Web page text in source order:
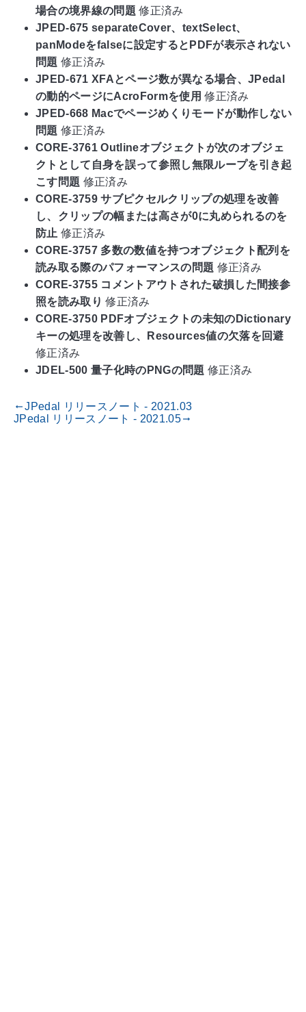
場合の境界線の問題 修正済み
JPED-675 separateCover、textSelect、
panModeをfalseに設定するとPDFが表示されない
問題 修正済み
JPED-671 XFAとページ数が異なる場合、JPedal
の動的ページにAcroFormを使用 修正済み
JPED-668 Macでページめくりモードが動作しない
問題 修正済み
CORE-3761 Outlineオブジェクトが次のオブジェ
クトとして自身を誤って参照し無限ループを引き起
こす問題 修正済み
CORE-3759 サブピクセルクリップの処理を改善
し、クリップの幅または高さが0に丸められるのを
防止 修正済み
CORE-3757 多数の数値を持つオブジェクト配列を
読み取る際のパフォーマンスの問題 修正済み
CORE-3755 コメントアウトされた破損した間接参
照を読み取り 修正済み
CORE-3750 PDFオブジェクトの未知のDictionary
キーの処理を改善し、Resources値の欠落を回避
修正済み
JDEL-500 量子化時のPNGの問題 修正済み
gdoc_arrow_left_altJPedal リリースノート - 2021.03
JPedal リリースノート - 2021.05gdoc_arrow_right_alt